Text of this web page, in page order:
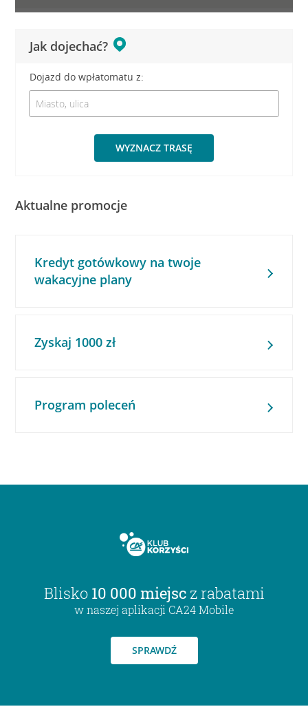
Jak dojechać?
Dojazd do wpłatomatu z:
WYZNACZ TRASĘ
Aktualne promocje
Kredyt gotówkowy na twoje
wakacyjne plany
Zyskaj 1000 zł
Program poleceń
Blisko 10 000 miejsc z rabatami
w naszej aplikacji CA24 Mobile
SPRAWDŹ